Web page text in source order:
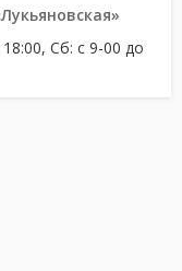
Сб: с 9-00 до